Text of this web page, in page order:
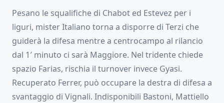
Pesano le squalifiche di Chabot ed Estevez per i
liguri, mister Italiano torna a disporre di Terzi che
guiderà la difesa mentre a centrocampo al rilancio
dal 1′ minuto ci sarà Maggiore. Nel tridente chiede
spazio Farias, rischia il turnover invece Gyasi.
Recuperato Ferrer, può occupare la destra di difesa a
svantaggio di Vignali. Indisponibili Bastoni, Mattiello